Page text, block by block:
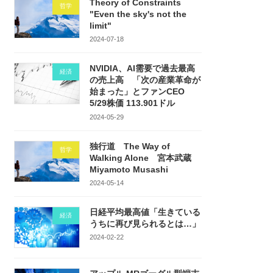
哲学
Theory of Constraints
"Even the sky's not the
limit"
2024-07-18
経済
NVIDIA、AI需要で過去最高
の売上高 「次の産業革命が
始まった」とファンCEO
5/29株価 113.901ドル
2024-05-29
哲学
独行道 The Way of
Walking Alone 宮本武蔵
Miyamoto Musashi
2024-05-14
経済
日経平均最高値「生きている
うちに再び見られるとは…」
2024-02-22